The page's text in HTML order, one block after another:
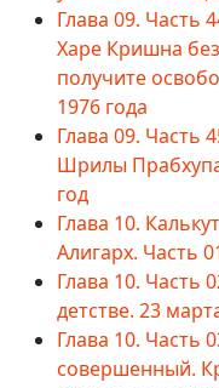
Глава 09. Часть
Харе Кришна
получите
1976 года
Глава 09. Часть
Шрилы
год
Глава 10.
Алигарх. Часть
Глава 10. Часть
детстве. 23
Глава 10. Часть
совершенный.